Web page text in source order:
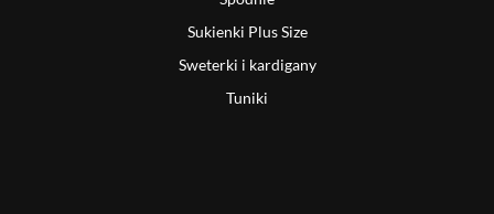
Sukienki Plus Size
Sweterki i kardigany
Tuniki